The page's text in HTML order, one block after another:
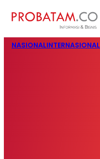
NASIONALINTERNASIONAL